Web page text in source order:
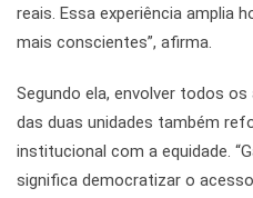
reais. Essa experiência amplia
mais conscientes”, afirma.
Segundo ela, envolver todos
das duas unidades também
institucional com a equidade.
significa democratizar o